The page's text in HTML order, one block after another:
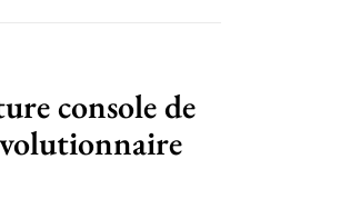
console de